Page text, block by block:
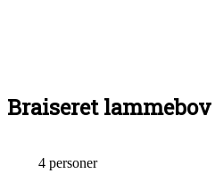
Braiseret lammebov
4 personer